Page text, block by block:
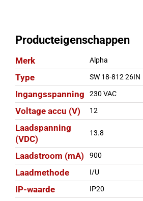
Producteigenschappen
Merk Alpha
Type SW 18-812 26IN
Ingangsspanning 230 VAC
Voltage accu (V) 12
Laadspanning
(VDC)
13.8
Laadstroom (mA) 900
Laadmethode I/U
IP-waarde IP20